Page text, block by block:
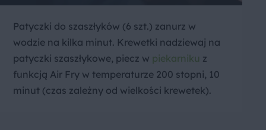
Patyczki do szaszłyków (6 szt.) zanurz w
wodzie na kilka minut. Krewetki nadziewaj na
patyczki szaszłykowe, piecz w piekarniku z
funkcją Air Fry w temperaturze 200 stopni, 10
minut (czas zależny od wielkości krewetek).